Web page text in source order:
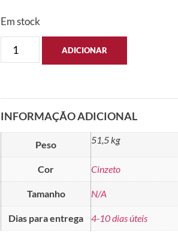
Em stock
ADICIONAR
INFORMAÇÃO ADICIONAL
Peso 51,5 kg
Cor Cinzeto
Tamanho N/A
Dias para entrega 4-10 dias úteis